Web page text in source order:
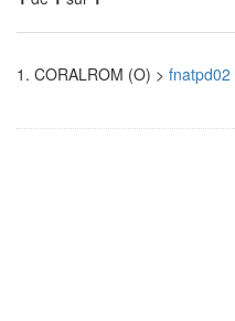
Résultats
recherche
1. CORALROM (O) > fnatpd02